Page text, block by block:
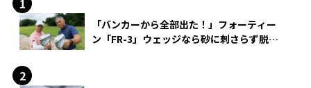
「バンカーから全部出た！」フォーティー
ン「FR-3」ウェッジなら砂に刺さらず脱出